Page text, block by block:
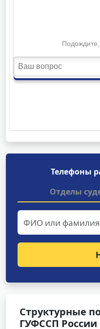
Телефоны
Отделы
Структурные
ГУФССП России